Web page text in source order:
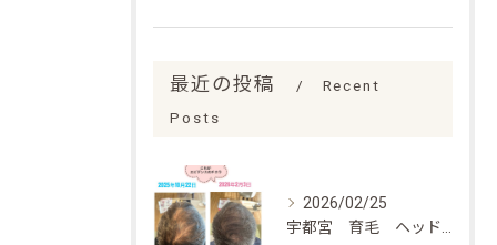
最近の投稿
Recent
Posts
2026/02/25